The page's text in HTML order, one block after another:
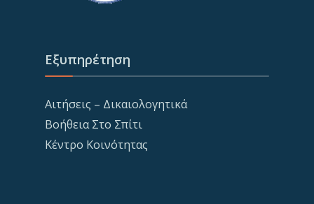
Εξυπηρέτηση
Αιτήσεις – Δικαιολογητικά
Βοήθεια Στο Σπίτι
Κέντρο Κοινότητας